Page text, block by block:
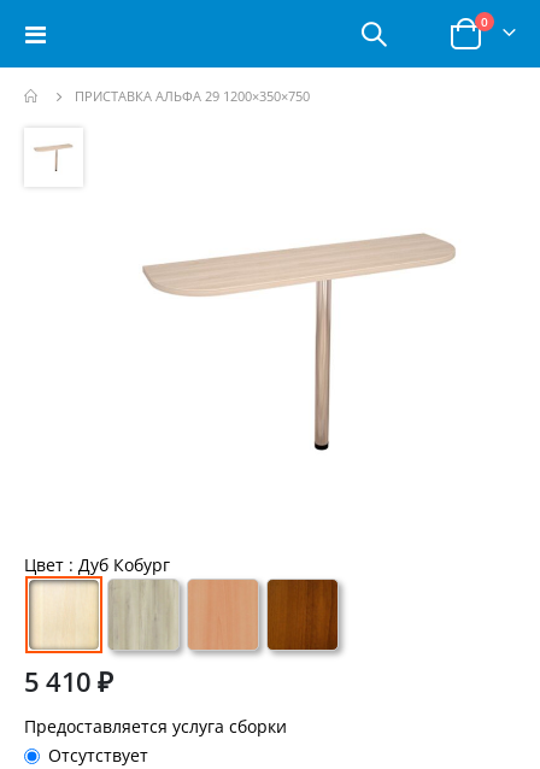
Toggle
Корзина
0позиции
ПРИСТАВКА АЛЬФА 29 1200×350×750
перейти
Цвет : Дуб Кобург
5 410 ₽
Предоставляется услуга сборки
Отсутствует